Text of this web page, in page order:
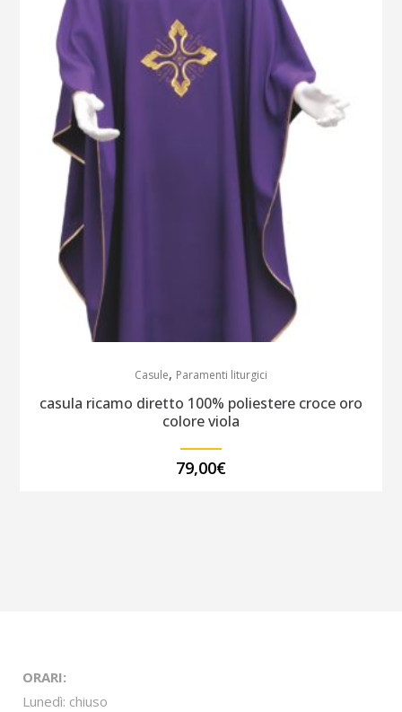
Casule, Paramenti liturgici
casula ricamo diretto 100% poliestere croce oro
colore viola
79,00€
ORARI:
Lunedì: chiuso